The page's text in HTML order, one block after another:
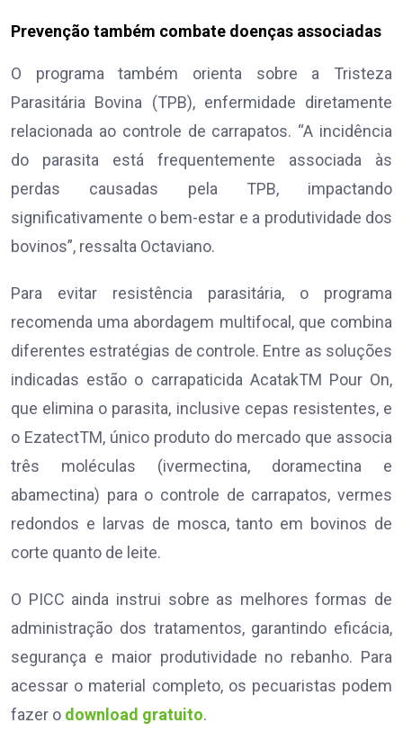
Prevenção também combate doenças associadas
O programa também orienta sobre a Tristeza
Parasitária Bovina (TPB), enfermidade diretamente
relacionada ao controle de carrapatos. “A incidência
do parasita está frequentemente associada às
perdas causadas pela TPB, impactando
significativamente o bem-estar e a produtividade dos
bovinos”, ressalta Octaviano.
Para evitar resistência parasitária, o programa
recomenda uma abordagem multifocal, que combina
diferentes estratégias de controle. Entre as soluções
indicadas estão o carrapaticida AcatakTM Pour On,
que elimina o parasita, inclusive cepas resistentes, e
o EzatectTM, único produto do mercado que associa
três moléculas (ivermectina, doramectina e
abamectina) para o controle de carrapatos, vermes
redondos e larvas de mosca, tanto em bovinos de
corte quanto de leite.
O PICC ainda instrui sobre as melhores formas de
administração dos tratamentos, garantindo eficácia,
segurança e maior produtividade no rebanho. Para
acessar o material completo, os pecuaristas podem
fazer o download gratuito.